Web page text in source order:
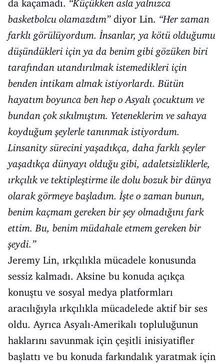
da kaçamadı. “Küçükken asla yalnızca
basketbolcu olamazdım”diyor Lin. “Her zaman
farklı görülüyordum. İnsanlar, ya kötü olduğumu
düşündükleri için ya da benim gibi gözüken biri
tarafından utandırılmak istemedikleri için
benden intikam almak istiyorlardı. Bütün
hayatım boyunca ben hep o Asyalı çocuktum ve
bundan çok sıkılmıştım. Yeteneklerim ve sahaya
koyduğum şeylerle tanınmak istiyordum.
Linsanity sürecini yaşadıkça, daha farklı şeyler
yaşadıkça dünyayı olduğu gibi, adaletsizliklerle,
ırkçılık ve tektipleştirme ile dolu bozuk bir dünya
olarak görmeye başladım. İşte o zaman bunun,
benim kaçmam gereken bir şey olmadığını fark
ettim. Bu, benim müdahale etmem gereken bir
şeydi.”
Jeremy Lin, ırkçılıkla mücadele konusunda
sessiz kalmadı. Aksine bu konuda açıkça
konuştu ve sosyal medya platformları
aracılığıyla ırkçılıkla mücadelede aktif bir ses
oldu. Ayrıca Asyalı-Amerikalı topluluğunun
haklarını savunmak için çeşitli inisiyatifler
başlattı ve bu konuda farkındalık yaratmak için